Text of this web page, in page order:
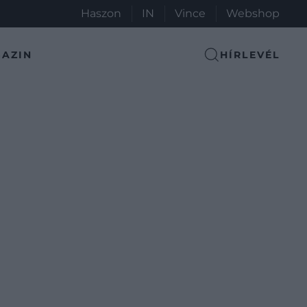
Haszon IN Vince Webshop
HÍRLEVÉL